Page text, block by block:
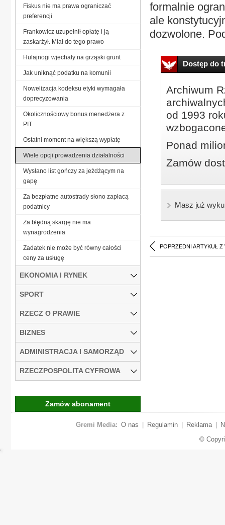
formalnie
ale
dozwolone.
Dostęp do
Archiwum
od 1993
Ponad
Zamów
Masz już
POPRZEDNI ARTYKUŁ Z
Fiskus nie ma prawa ograniczać
preferencji
Frankowicz uzupełnił opłatę i ją
zaskarżył. Miał do tego prawo
Hulajnogi wjechały na grząski grunt
Jak uniknąć podatku na komunii
Nowelizacja kodeksu etyki wymagała
doprecyzowania
Okolicznościowy bonus menedżera z
PIT
Ostatni moment na większą wypłatę
Wiele opcji prowadzenia działalności
Wysłano list gończy za jeżdżącym na
gapę
Za bezpłatne autostrady słono zapłacą
podatnicy
Za błędną skargę nie ma
wynagrodzenia
Zadatek nie może być równy całości
ceny za usługę
EKONOMIA I RYNEK
SPORT
RZECZ O PRAWIE
BIZNES
ADMINISTRACJA I SAMORZĄD
RZECZPOSPOLITA CYFROWA
Zamów abonament
Gremi Media: O nas Regulamin Reklama
©